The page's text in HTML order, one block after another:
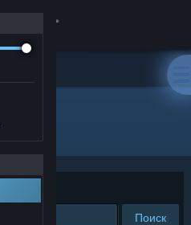
Поиск